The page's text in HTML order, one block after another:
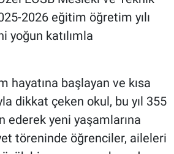
2026 eğitim öğretim yılı
yoğun katılımla
hayatına başlayan ve kısa
dikkat çeken okul, bu yıl 355
ederek yeni yaşamlarına
töreninde öğrenciler, aileleri